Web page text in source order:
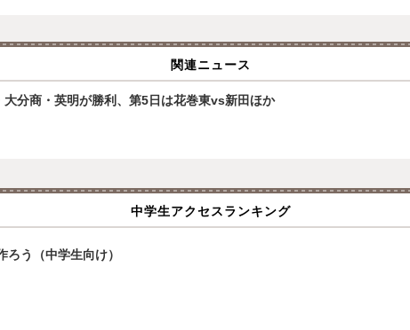
関連ニュース
分商・英明が勝利、第5日は花巻東vs新田ほか
中学生アクセスランキング
ろう（中学生向け）